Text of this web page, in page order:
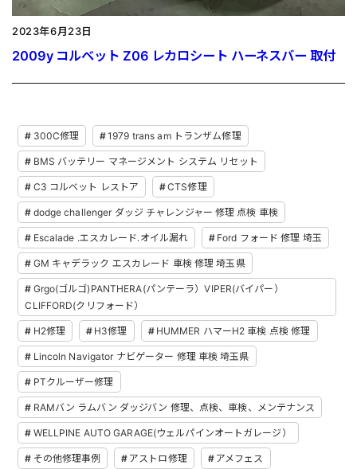
2023年6月23日
2009y コルベット Z06 レカロシート ハーネスバー 取付
300C修理 1979 trans am トランザム修理
BMS バッテリー マネージメント システム リセット
C3 コルベット レストア CTS修理
dodge challenger ダッジ チャレンジャー 修理 点検 車検
Escalade .エスカレード.オイル漏れ Ford フォード 修理 埼玉
GM キャデラック エスカレード 車検 修理 埼玉県
Grgo(ゴルゴ)PANTHERA(パンテーラ）VIPER(バイパー）
CLIFFORD(クリフォード）
H2修理 H3修理 HUMMER ハマーH2 車検 点検 修理
Lincoln Navigator ナビゲーター 修理 車検 埼玉県
PTクルーザー修理
RAMバン ラムバン ダッジバン 修理、点検、車検、メンテナンス
WELLPINE AUTO GARAGE(ウェルパインオートガレージ）
その他修理事例 アストロ修理 アメフェス